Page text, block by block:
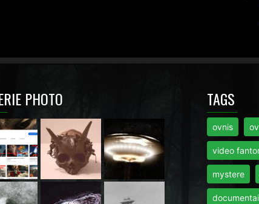
PHOTO TAGS
ovnis
video
mystere